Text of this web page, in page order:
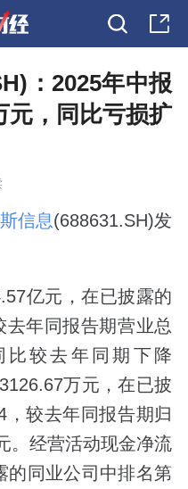
：2025年中报
元，同比亏损扩
信息(688631.SH)发
亿元，在已披露的
去年同报告期营业总
比较去年同期下降
万元，在已披
较去年同报告期归
。经营活动现金净流
的同业公司中排名第